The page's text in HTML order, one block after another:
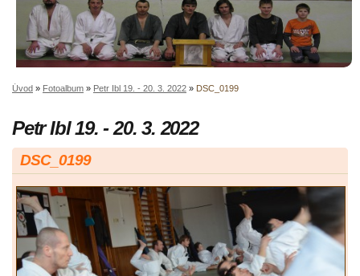
Úvod » Fotoalbum » Petr Ibl 19. - 20. 3. 2022 » DSC_0199
Petr Ibl 19. - 20. 3. 2022
DSC_0199